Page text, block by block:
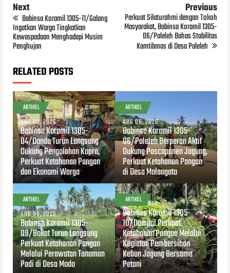
Next
Babinsa Koramil 1305-11/Galang
Ingatkan Warga Tingkatkan
Kewaspadaan Menghadapi Musim
Penghujan
Previous
Perkuat Silaturahmi dengan Tokoh
Masyarakat, Babinsa Koramil 1305-
06/Paleleh Bahas Stabilitas
Kamtibmas di Desa Paleleh
RELATED POSTS
ARTIKEL
AUG 06, 2026
Babinsa Koramil 1305-
04/Dondo Turun Langsung
Dukung Pengolahan Kopra,
Perkuat Ketahanan Pangan
dan Ekonomi Warga
ARTIKEL
AUG 06, 2026
Babinsa Koramil 1305-
06/Paleleh Berperan Aktif
Dukung Pascapanen Jagung,
Perkuat Ketahanan Pangan
di Desa Molangato
ARTIKEL
AUG 06, 2026
Babinsa Koramil 1305-
09/Bokat Turun Langsung
Perkuat Ketahanan Pangan
Melalui Perawatan Tanaman
Padi di Desa Modo
ARTIKEL
AUG 04, 2026
Babinsa Koramil 1305-
10/Dampal Perkuat
Ketahanan Pangan Melalui
Kegiatan Pembersihan
Kebun Jagung Bersama
Petani